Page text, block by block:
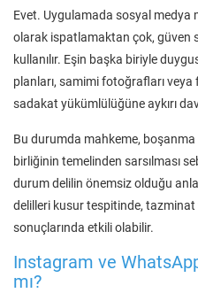
Evet. Uygulamada sosyal medya
olarak ispatlamaktan çok, güven
kullanılır. Eşin başka biriyle
planları, samimi fotoğrafları
sadakat yükümlülüğüne aykırı
Bu durumda mahkeme, boşanma
birliğinin temelinden sarsılması
durum delilin önemsiz olduğu
delilleri kusur tespitinde, tazminat
sonuçlarında etkili olabilir.
Instagram ve
mı?